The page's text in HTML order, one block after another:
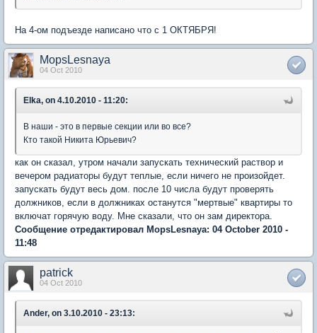
На 4-ом подъезде написано что с 1 ОКТЯБРЯ!
MopsLesnaya
04 Oct 2010
Elka, on 4.10.2010 - 11:20:
В наши - это в первые секции или во все?
Кто такой Никита Юрьевич?
как он сказал, утром начали запускать технический раствор и
вечером радиаторы будут теплые, если ничего не произойдет.
запускать будут весь дом. после 10 числа будут проверять
должников, если в должниках останутся "мертвые" квартиры то
включат горячую воду. Мне сказали, что он зам директора.
Сообщение отредактировал MopsLesnaya: 04 October 2010 -
11:48
patrick
04 Oct 2010
Ander, on 3.10.2010 - 23:13: